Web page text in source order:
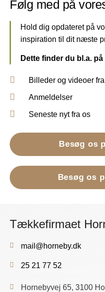
Følg med på
Hold dig opdateret på
inspiration til dit næste
Dette finder du bl.a.
Billeder og videoer
Anmeldelser
Seneste nyt fra os
Besøg os
Besøg os
Tækkefirmaet
mail@horneby.dk
25 21 77 52
Hornebyvej 65, 3100